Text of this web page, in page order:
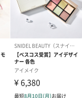
（通常・写真・グリ